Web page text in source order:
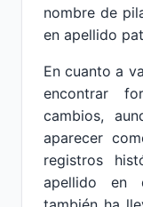
nombre de
en apellido
En cuanto a
encontrar
cambios,
aparecer
registros
apellido en